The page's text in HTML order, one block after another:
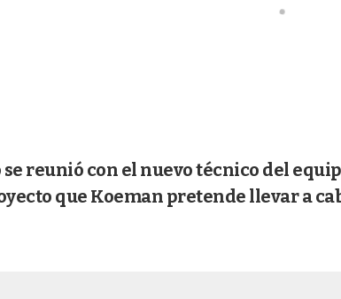
reunió con el nuevo técnico del
que Koeman pretende llevar a